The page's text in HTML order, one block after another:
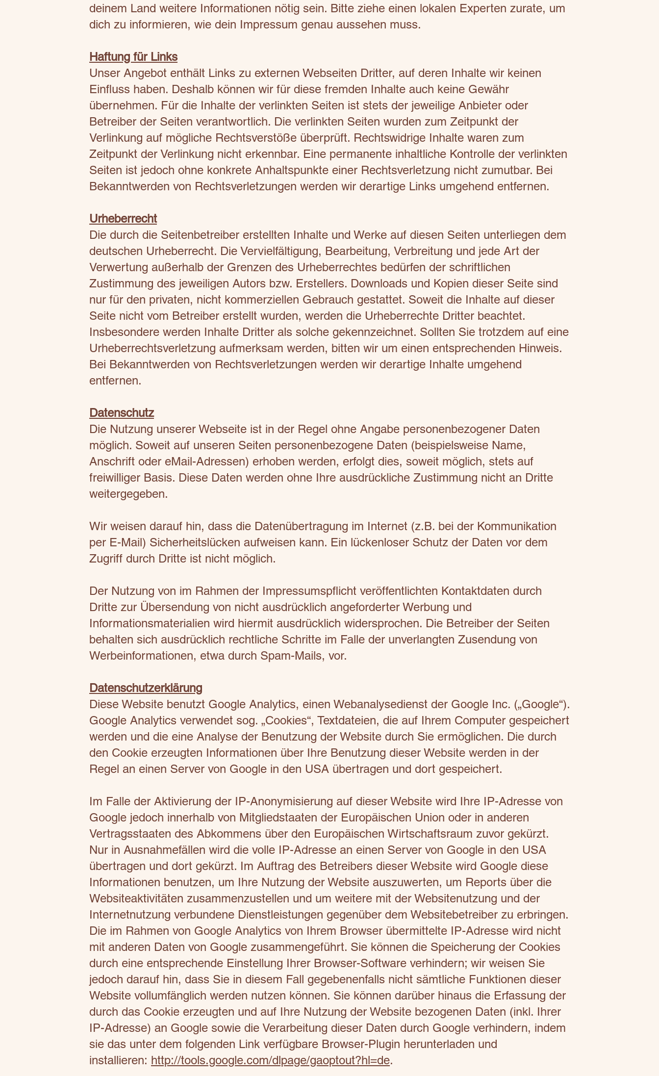
deinem Land weitere Informationen nötig sein. Bitte ziehe einen lokalen Experten zurate, um
dich zu informieren, wie dein Impressum genau aussehen muss.
Haftung für Links
Unser Angebot enthält Links zu externen Webseiten Dritter, auf deren Inhalte wir keinen
Einfluss haben. Deshalb können wir für diese fremden Inhalte auch keine Gewähr
übernehmen. Für die Inhalte der verlinkten Seiten ist stets der jeweilige Anbieter oder
Betreiber der Seiten verantwortlich. Die verlinkten Seiten wurden zum Zeitpunkt der
Verlinkung auf mögliche Rechtsverstöße überprüft. Rechtswidrige Inhalte waren zum
Zeitpunkt der Verlinkung nicht erkennbar. Eine permanente inhaltliche Kontrolle der verlinkten
Seiten ist jedoch ohne konkrete Anhaltspunkte einer Rechtsverletzung nicht zumutbar. Bei
Bekanntwerden von Rechtsverletzungen werden wir derartige Links umgehend entfernen.
Urheberrecht
Die durch die Seitenbetreiber erstellten Inhalte und Werke auf diesen Seiten unterliegen dem
deutschen Urheberrecht. Die Vervielfältigung, Bearbeitung, Verbreitung und jede Art der
Verwertung außerhalb der Grenzen des Urheberrechtes bedürfen der schriftlichen
Zustimmung des jeweiligen Autors bzw. Erstellers. Downloads und Kopien dieser Seite sind
nur für den privaten, nicht kommerziellen Gebrauch gestattet. Soweit die Inhalte auf dieser
Seite nicht vom Betreiber erstellt wurden, werden die Urheberrechte Dritter beachtet.
Insbesondere werden Inhalte Dritter als solche gekennzeichnet. Sollten Sie trotzdem auf eine
Urheberrechtsverletzung aufmerksam werden, bitten wir um einen entsprechenden Hinweis.
Bei Bekanntwerden von Rechtsverletzungen werden wir derartige Inhalte umgehend
entfernen.
Datenschutz
Die Nutzung unserer Webseite ist in der Regel ohne Angabe personenbezogener Daten
möglich. Soweit auf unseren Seiten personenbezogene Daten (beispielsweise Name,
Anschrift oder eMail-Adressen) erhoben werden, erfolgt dies, soweit möglich, stets auf
freiwilliger Basis. Diese Daten werden ohne Ihre ausdrückliche Zustimmung nicht an Dritte
weitergegeben.
Wir weisen darauf hin, dass die Datenübertragung im Internet (z.B. bei der Kommunikation
per E-Mail) Sicherheitslücken aufweisen kann. Ein lückenloser Schutz der Daten vor dem
Zugriff durch Dritte ist nicht möglich.
Der Nutzung von im Rahmen der Impressumspflicht veröffentlichten Kontaktdaten durch
Dritte zur Übersendung von nicht ausdrücklich angeforderter Werbung und
Informationsmaterialien wird hiermit ausdrücklich widersprochen. Die Betreiber der Seiten
behalten sich ausdrücklich rechtliche Schritte im Falle der unverlangten Zusendung von
Werbeinformationen, etwa durch Spam-Mails, vor.
Datenschutzerklärung
Diese Website benutzt Google Analytics, einen Webanalysedienst der Google Inc. („Google“).
Google Analytics verwendet sog. „Cookies“, Textdateien, die auf Ihrem Computer gespeichert
werden und die eine Analyse der Benutzung der Website durch Sie ermöglichen. Die durch
den Cookie erzeugten Informationen über Ihre Benutzung dieser Website werden in der
Regel an einen Server von Google in den USA übertragen und dort gespeichert.
Im Falle der Aktivierung der IP-Anonymisierung auf dieser Website wird Ihre IP-Adresse von
Google jedoch innerhalb von Mitgliedstaaten der Europäischen Union oder in anderen
Vertragsstaaten des Abkommens über den Europäischen Wirtschaftsraum zuvor gekürzt.
Nur in Ausnahmefällen wird die volle IP-Adresse an einen Server von Google in den USA
übertragen und dort gekürzt. Im Auftrag des Betreibers dieser Website wird Google diese
Informationen benutzen, um Ihre Nutzung der Website auszuwerten, um Reports über die
Websiteaktivitäten zusammenzustellen und um weitere mit der Websitenutzung und der
Internetnutzung verbundene Dienstleistungen gegenüber dem Websitebetreiber zu erbringen.
Die im Rahmen von Google Analytics von Ihrem Browser übermittelte IP-Adresse wird nicht
mit anderen Daten von Google zusammengeführt. Sie können die Speicherung der Cookies
durch eine entsprechende Einstellung Ihrer Browser-Software verhindern; wir weisen Sie
jedoch darauf hin, dass Sie in diesem Fall gegebenenfalls nicht sämtliche Funktionen dieser
Website vollumfänglich werden nutzen können. Sie können darüber hinaus die Erfassung der
durch das Cookie erzeugten und auf Ihre Nutzung der Website bezogenen Daten (inkl. Ihrer
IP-Adresse) an Google sowie die Verarbeitung dieser Daten durch Google verhindern, indem
sie das unter dem folgenden Link verfügbare Browser-Plugin herunterladen und
installieren: http://tools.google.com/dlpage/gaoptout?hl=de.